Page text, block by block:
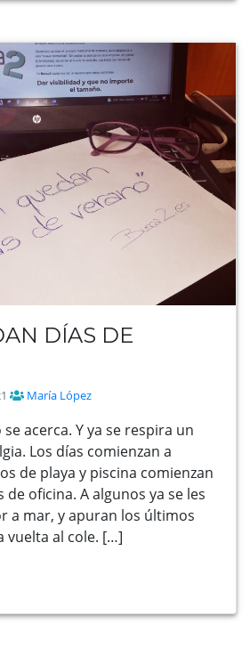
DÍAS DE
María López
acerca. Y ya se respira un
Los días comienzan a
de playa y piscina comienzan
oficina. A algunos ya se les
a mar, y apuran los últimos
vuelta al cole. […]